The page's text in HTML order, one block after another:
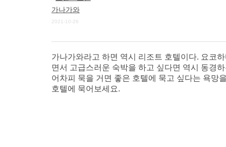
가나가와
2021-10-26
가나가와라고 하면 역시 리조트 호텔이다. 요코
면서 고급스러운 숙박을 하고 싶다면 역시 동경
어차피 묵을 거면 좋은 호텔에 묵고 싶다는 욕망
호텔에 묵어보세요.